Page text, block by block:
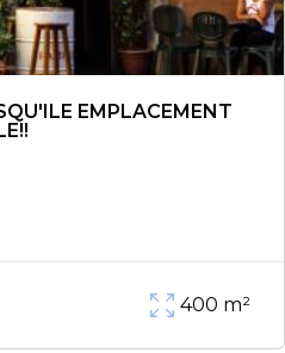
EMPLACEMENT
400 m²